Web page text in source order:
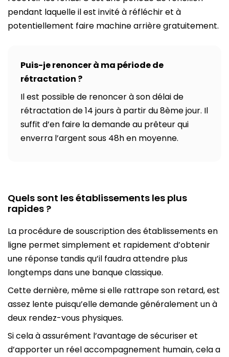
pendant laquelle il est invité à réfléchir et à
potentiellement faire machine arrière gratuitement.
Puis-je renoncer à ma période de
rétractation ?
Il est possible de renoncer à son délai de
rétractation de 14 jours à partir du 8ème jour. Il
suffit d’en faire la demande au prêteur qui
enverra l’argent sous 48h en moyenne.
Quels sont les établissements les plus
rapides ?
La procédure de souscription des établissements en
ligne permet simplement et rapidement d’obtenir
une réponse tandis qu’il faudra attendre plus
longtemps dans une banque classique.
Cette dernière, même si elle rattrape son retard, est
assez lente puisqu’elle demande généralement un à
deux rendez-vous physiques.
Si cela à assurément l’avantage de sécuriser et
d’apporter un réel accompagnement humain, cela a